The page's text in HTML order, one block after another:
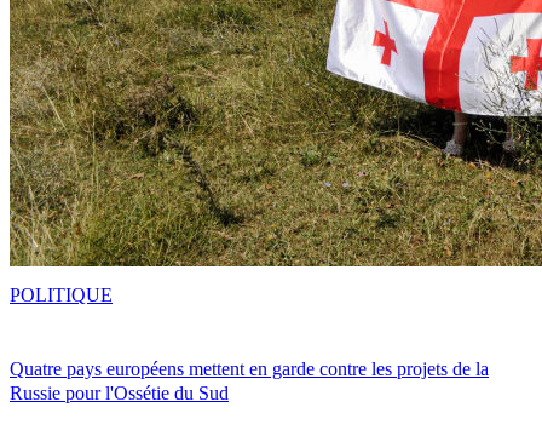
Quatre pays européens mettent en garde contre les projets de la
Russie pour l'Ossétie du Sud
POLITIQUE